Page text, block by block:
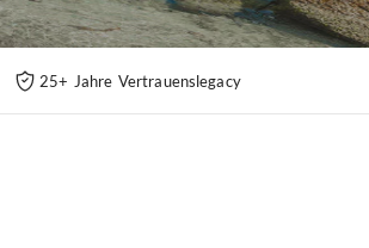
25+ Jahre Vertrauenslegacy